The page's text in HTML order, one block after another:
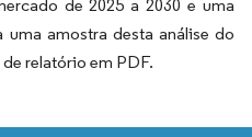
de 2025 a 2030 e uma
amostra desta análise do
relatório em PDF.